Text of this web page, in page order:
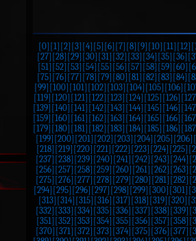
[0] [1] [2] [3] [4] [5] [6] [7] [8] [9] [10] [11] [12]
[27] [28] [29] [30] [31] [32] [33] [34] [35] [36]
[51] [52] [53] [54] [55] [56] [57] [58] [59] [60]
[75] [76] [77] [78] [79] [80] [81] [82] [83] [84]
[99] [100] [101] [102] [103] [104] [105] [106]
[119] [120] [121] [122] [123] [124] [125] [126]
[139] [140] [141] [142] [143] [144] [145] [146]
[159] [160] [161] [162] [163] [164] [165] [166]
[179] [180] [181] [182] [183] [184] [185] [186]
[199] [200] [201] [202] [203] [204] [205] [206]
[218] [219] [220] [221] [222] [223] [224] [225]
[237] [238] [239] [240] [241] [242] [243] [244]
[256] [257] [258] [259] [260] [261] [262] [263]
[275] [276] [277] [278] [279] [280] [281] [282]
[294] [295] [296] [297] [298] [299] [300] [301]
[313] [314] [315] [316] [317] [318] [319] [320]
[332] [333] [334] [335] [336] [337] [338] [339]
[351] [352] [353] [354] [355] [356] [357] [358]
[370] [371] [372] [373] [374] [375] [376] [377]